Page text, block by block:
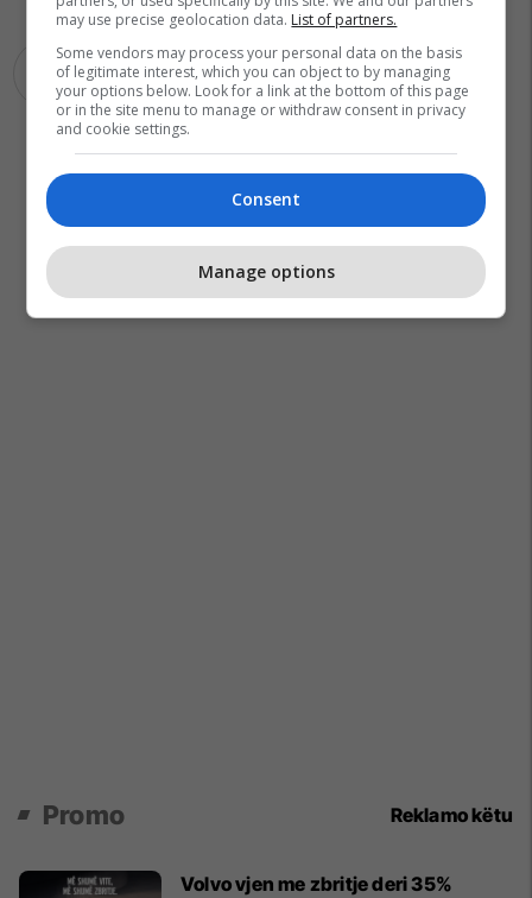
Lufta Në Siri
Promo Reklamo këtu
Volvo vjen me zbritje deri 35%
may use precise geolocation data. List of partners.
Some vendors may process your personal data on the basis
of legitimate interest, which you can object to by managing
your options below. Look for a link at the bottom of this page
or in the site menu to manage or withdraw consent in privacy
and cookie settings.
Consent
Manage options